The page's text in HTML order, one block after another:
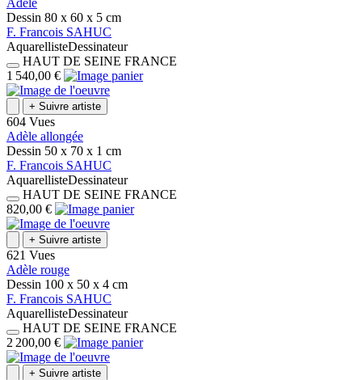
Dessin 80 x 60 x 5 cm
F. Francois SAHUC
AquarellisteDessinateur
HAUT DE SEINE FRANCE
1 540,00 €
+ Suivre artiste
604 Vues
Adèle allongée
Dessin 50 x 70 x 1 cm
F. Francois SAHUC
AquarellisteDessinateur
HAUT DE SEINE FRANCE
820,00 €
+ Suivre artiste
621 Vues
Adèle rouge
Dessin 100 x 50 x 4 cm
F. Francois SAHUC
AquarellisteDessinateur
HAUT DE SEINE FRANCE
2 200,00 €
+ Suivre artiste